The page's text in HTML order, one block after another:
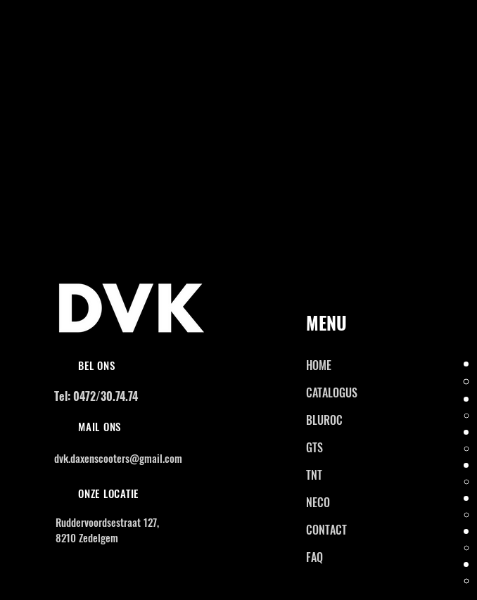
BEL ONS
Tel: 0472/30.74.74
MAIL ONS
dvk.daxenscooters@gmail.com
ONZE LOCATIE
Ruddervoordsestraat 127,
8210 Zedelgem
MENU
HOME
CATALOGUS
BLUROC
GTS
TNT
NECO
CONTACT
FAQ